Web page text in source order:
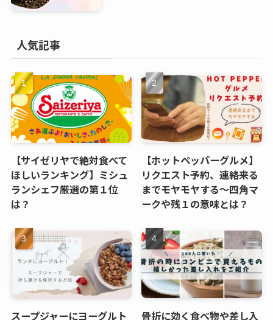
人気記事
【サイゼリヤで絶対食べて
ほしいランキング】ミシュ
ランシェフ厳選の第１位
は？
【ホットペッパーグルメ】
リクエスト予約、連絡来る
までモヤモヤする～四角マ
ークや残１の意味とは？
スープジャーにヨーグルト 骨折に効く食べ物や差し入